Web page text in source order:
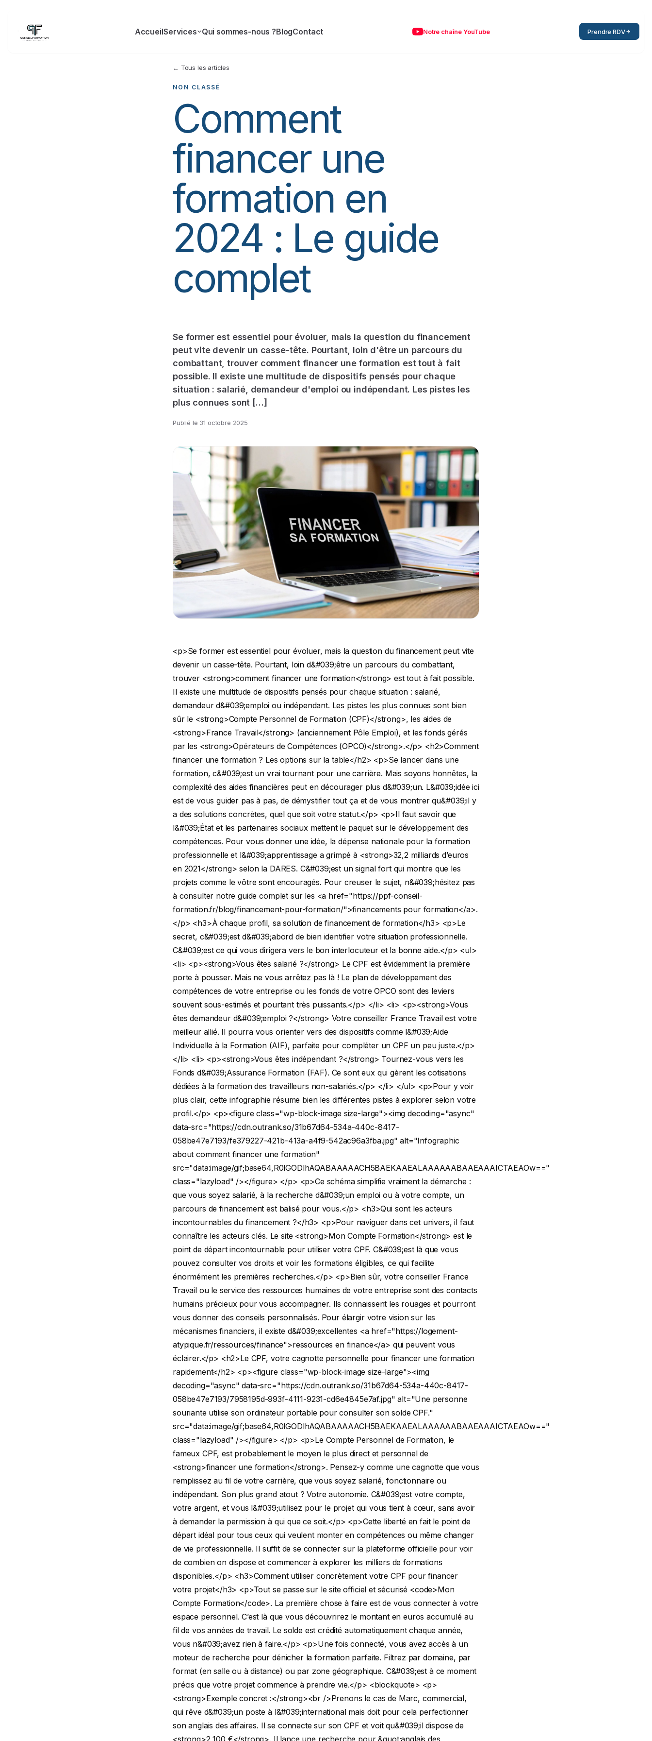
AccueilServices Qui sommes-nous ?BlogContact Notre chaîne YouTube Prendre RDV
← Tous les articles
NON CLASSÉ
Comment
financer une
formation en
2024 : Le guide
complet
Se former est essentiel pour évoluer, mais la question du financement
peut vite devenir un casse-tête. Pourtant, loin d'être un parcours du
combattant, trouver comment financer une formation est tout à fait
possible. Il existe une multitude de dispositifs pensés pour chaque
situation : salarié, demandeur d'emploi ou indépendant. Les pistes les
plus connues sont […]
Publié le 31 octobre 2025
<p>Se former est essentiel pour évoluer, mais la question du financement peut vite devenir un casse-tête. Pourtant, loin d&#039;être un parcours du combattant, trouver <strong>comment financer une formation</strong> est tout à fait possible. Il existe une multitude de dispositifs pensés pour chaque situation : salarié, demandeur d&#039;emploi ou indépendant. Les pistes les plus connues sont bien sûr le <strong>Compte Personnel de Formation (CPF)</strong>, les aides de <strong>France Travail</strong> (anciennement Pôle Emploi), et les fonds gérés par les <strong>Opérateurs de Compétences (OPCO)</strong>.</p> <h2>Comment financer une formation ? Les options sur la table</h2> <p>Se lancer dans une formation, c&#039;est un vrai tournant pour une carrière. Mais soyons honnêtes, la complexité des aides financières peut en décourager plus d&#039;un. L&#039;idée ici est de vous guider pas à pas, de démystifier tout ça et de vous montrer qu&#039;il y a des solutions concrètes, quel que soit votre statut.</p> <p>Il faut savoir que l&#039;État et les partenaires sociaux mettent le paquet sur le développement des compétences. Pour vous donner une idée, la dépense nationale pour la formation professionnelle et l&#039;apprentissage a grimpé à <strong>32,2 milliards d’euros en 2021</strong> selon la DARES. C&#039;est un signal fort qui montre que les projets comme le vôtre sont encouragés. Pour creuser le sujet, n&#039;hésitez pas à consulter notre guide complet sur les <a href="https://ppf-conseil-formation.fr/blog/financement-pour-formation/">financements pour formation</a>.</p> <h3>À chaque profil, sa solution de financement de formation</h3> <p>Le secret, c&#039;est d&#039;abord de bien identifier votre situation professionnelle. C&#039;est ce qui vous dirigera vers le bon interlocuteur et la bonne aide.</p> <ul> <li> <p><strong>Vous êtes salarié ?</strong> Le CPF est évidemment la première porte à pousser. Mais ne vous arrêtez pas là ! Le plan de développement des compétences de votre entreprise ou les fonds de votre OPCO sont des leviers souvent sous-estimés et pourtant très puissants.</p> </li> <li> <p><strong>Vous êtes demandeur d&#039;emploi ?</strong> Votre conseiller France Travail est votre meilleur allié. Il pourra vous orienter vers des dispositifs comme l&#039;Aide Individuelle à la Formation (AIF), parfaite pour compléter un CPF un peu juste.</p> </li> <li> <p><strong>Vous êtes indépendant ?</strong> Tournez-vous vers les Fonds d&#039;Assurance Formation (FAF). Ce sont eux qui gèrent les cotisations dédiées à la formation des travailleurs non-salariés.</p> </li> </ul> <p>Pour y voir plus clair, cette infographie résume bien les différentes pistes à explorer selon votre profil.</p> <p><figure class="wp-block-image size-large"><img decoding="async" data-src="https://cdn.outrank.so/31b67d64-534a-440c-8417-058be47e7193/fe379227-421b-413a-a4f9-542ac96a3fba.jpg" alt="Infographic about comment financer une formation" src="data:image/gif;base64,R0lGODlhAQABAAAAACH5BAEKAAEALAAAAAABAAEAAAICTAEAOw==" class="lazyload" /></figure> </p> <p>Ce schéma simplifie vraiment la démarche : que vous soyez salarié, à la recherche d&#039;un emploi ou à votre compte, un parcours de financement est balisé pour vous.</p> <h3>Qui sont les acteurs incontournables du financement ?</h3> <p>Pour naviguer dans cet univers, il faut connaître les acteurs clés. Le site <strong>Mon Compte Formation</strong> est le point de départ incontournable pour utiliser votre CPF. C&#039;est là que vous pouvez consulter vos droits et voir les formations éligibles, ce qui facilite énormément les premières recherches.</p> <p>Bien sûr, votre conseiller France Travail ou le service des ressources humaines de votre entreprise sont des contacts humains précieux pour vous accompagner. Ils connaissent les rouages et pourront vous donner des conseils personnalisés. Pour élargir votre vision sur les mécanismes financiers, il existe d&#039;excellentes <a href="https://logement-atypique.fr/ressources/finance">ressources en finance</a> qui peuvent vous éclairer.</p> <h2>Le CPF, votre cagnotte personnelle pour financer une formation rapidement</h2> <p><figure class="wp-block-image size-large"><img decoding="async" data-src="https://cdn.outrank.so/31b67d64-534a-440c-8417-058be47e7193/7958195d-993f-4111-9231-cd6e4845e7af.jpg" alt="Une personne souriante utilise son ordinateur portable pour consulter son solde CPF." src="data:image/gif;base64,R0lGODlhAQABAAAAACH5BAEKAAEALAAAAAABAAEAAAICTAEAOw==" class="lazyload" /></figure> </p> <p>Le Compte Personnel de Formation, le fameux CPF, est probablement le moyen le plus direct et personnel de <strong>financer une formation</strong>. Pensez-y comme une cagnotte que vous remplissez au fil de votre carrière, que vous soyez salarié, fonctionnaire ou indépendant. Son plus grand atout ? Votre autonomie. C&#039;est votre compte, votre argent, et vous l&#039;utilisez pour le projet qui vous tient à cœur, sans avoir à demander la permission à qui que ce soit.</p> <p>Cette liberté en fait le point de départ idéal pour tous ceux qui veulent monter en compétences ou même changer de vie professionnelle. Il suffit de se connecter sur la plateforme officielle pour voir de combien on dispose et commencer à explorer les milliers de formations disponibles.</p> <h3>Comment utiliser concrètement votre CPF pour financer votre projet</h3> <p>Tout se passe sur le site officiel et sécurisé <code>Mon Compte Formation</code>. La première chose à faire est de vous connecter à votre espace personnel. C’est là que vous découvrirez le montant en euros accumulé au fil de vos années de travail. Le solde est crédité automatiquement chaque année, vous n&#039;avez rien à faire.</p> <p>Une fois connecté, vous avez accès à un moteur de recherche pour dénicher la formation parfaite. Filtrez par domaine, par format (en salle ou à distance) ou par zone géographique. C&#039;est à ce moment précis que votre projet commence à prendre vie.</p> <blockquote> <p><strong>Exemple concret :</strong><br />Prenons le cas de Marc, commercial, qui rêve d&#039;un poste à l&#039;international mais doit pour cela perfectionner son anglais des affaires. Il se connecte sur son CPF et voit qu&#039;il dispose de <strong>2 100 €</strong>. Il lance une recherche pour &quot;anglais des affaires&quot; et trouve une formation certifiante en ligne à <strong>1 800 €</strong>. En quelques clics, il peut s&#039;inscrire et valider son projet en utilisant son solde, sans sortir sa carte bancaire.</p> </blockquote> <h3>Choisir la bonne formation, la clé du succès</h3> <p>Le catalogue CPF est immense. C&#039;est une chance, mais on peut vite s&#039;y perdre. Pour ne pas vous tromper, visez absolument des formations <strong>certifiantes et qualifiantes</strong>. Une formation n&#039;est éligible au CPF que si elle débouche sur une certification reconnue, inscrite soit au Répertoire National des Certifications Professionnelles (RNCP), soit au Répertoire Spécifique.</p> <p>C’est un gage de qualité et l&#039;assurance que votre nouvelle compétence sera reconnue sur le marché du travail. Pour être certain, vérifiez aussi que l&#039;organisme de formation possède la certification Qualiopi. Pour mieux comprendre ce point crucial, je vous invite à lire notre article sur le lien entre <a href="https://ppf-conseil-formation.fr/blog/qualiopi-et-cpf/">Qualiopi et le financement CPF</a>.</p> <h3>Que faire si le solde CPF ne suffit pas ?</h3> <p>Pas de panique si la formation de vos rêves coûte plus cher que votre cagnotte. Ce n&#039;est pas un obstacle insurmontable, loin de là. Il existe des solutions pour obtenir un <strong>abondement</strong>, c’est-à-dire un financement complémentaire :</p> <ul> <li><strong>L&#039;aide de votre employeur :</strong> Si la formation sert aussi les intérêts de l&#039;entreprise, votre employeur peut tout à fait décider de compléter la somme manquante. C&#039;est une discussion à avoir, en mettant en avant les bénéfices pour votre poste et pour l&#039;équipe.</li> <li><strong>L&#039;aide de France Travail :</strong> Si vous êtes demandeur d&#039;emploi, votre conseiller peut valider un abondement de France Travail si la formation est cohérente avec votre projet de retour à l&#039;emploi. Préparez bien votre dossier pour le convaincre !</li> <li><strong>Les aides de votre région ou de votre branche :</strong> Certaines régions et secteurs professionnels proposent des financements spécifiques pour compléter les droits CPF dans des domaines stratégiques.</li> </ul> <p>Ces coups de pouce financiers peuvent vraiment faire la différence et vous ouvrir les portes de formations plus ambitieuses.</p> <h3>Attention aux arnaques, un piège à éviter absolument</h3> <p>Le succès du CPF a malheureusement attiré son lot d&#039;escrocs. Méfiez-vous comme de la peste des appels, SMS ou e-mails qui vous promettent monts et merveilles ou qui vous pressent de donner vos informations personnelles.</p> <blockquote> <p><strong>Conseil pratique :</strong> Ne communiquez <strong>jamais</strong> vos identifiants (numéro de sécurité sociale et mot de passe) à qui que ce soit. C&#039;est vous, et vous seul, qui devez faire la démarche sur le site officiel.</p> </blockquote> <p>Pour vous donner une idée de l&#039;ampleur du dispositif, en 2022, <strong>4,53 millions de dossiers</strong> ont été validés via le CPF. Fait marquant, <strong>52 %</strong> de ces formations étaient à distance, alors que ce chiffre n&#039;était que de 6 % en 2019 (Source : Caisse des Dépôts). Une vraie bascule qui montre à quel point les habitudes d&#039;apprentissage ont changé.</p> <h2>Se tourner vers France Travail pour financer sa formation</h2> <p><figure class="wp-block-image size-large"><img decoding="async" data-src="https://cdn.outrank.so/31b67d64-534a-440c-8417-058be47e7193/4d4b7851-043c-4297-8b73-6ad7609df60e.jpg" alt="Un conseiller de France Travail discute avec un demandeur d&#039;emploi dans un bureau lumineux et moderne